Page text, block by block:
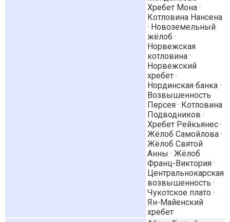
Хребет Мона ·
Котловина Нансена
· Новоземельный
жёлоб ·
Норвежская
котловина ·
Норвежский
хребет ·
Нординская банка ·
Возвышенность
Персея · Котловина
Подводников ·
Хребет Рейкьянес ·
Жёлоб Самойлова ·
Жёлоб Святой
Анны · Жёлоб
Франц-Виктория ·
Центральнокарская
возвышенность ·
Чукотское плато ·
Ян-Майенский
хребет